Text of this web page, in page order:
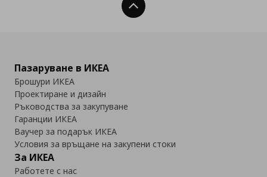
Нагоре
Пазаруване в ИКЕА
Брошури ИКЕА
Проектиране и дизайн
Ръководства за закупуване
Гаранции ИКЕА
Ваучер за подарък ИКЕА
Условия за връщане на закупени стоки
За ИКЕА
Работете с нас